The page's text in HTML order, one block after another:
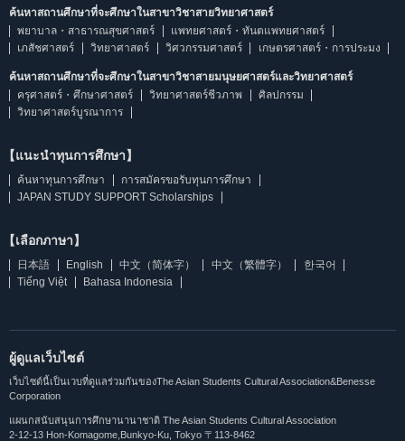
ค้นหาสถานศึกษาที่จะศึกษาในสาขาวิชาสายวิทยาศาสตร์
พยาบาล・สาธารณสุขศาสตร์
แพทยศาสตร์・ทันตแพทยศาสตร์
เภสัชศาสตร์
วิทยาศาสตร์ วิศวกรรมศาสตร์ เกษตรศาสตร์・การประมง
ค้นหาสถานศึกษาที่จะศึกษาในสาขาวิชาสายมนุษยศาสตร์และวิทยาศาสตร์
ครุศาสตร์・ศึกษาศาสตร์
วิทยาศาสตร์ชีวภาพ
ศิลปกรรม
วิทยาศาสตร์บูรณาการ
【แนะนำทุนการศึกษา】
ค้นหาทุนการศึกษา
การสมัครขอรับทุนการศึกษา
JAPAN STUDY SUPPORT Scholarships
【เลือกภาษา】
日本語 English 中文（简体字） 中文（繁體字）
한국어
Tiếng Việt
Bahasa Indonesia
ผู้ดูแลเว็บไซต์
เว็บไซต์นี้เป็นเวบที่ดูแลร่วมกันของThe Asian Students Cultural Association&Benesse
Corporation
แผนกสนับสนุนการศึกษานานาชาติ The Asian Students Cultural Association
2-12-13 Hon-Komagome,Bunkyo-Ku, Tokyo 〒113-8462